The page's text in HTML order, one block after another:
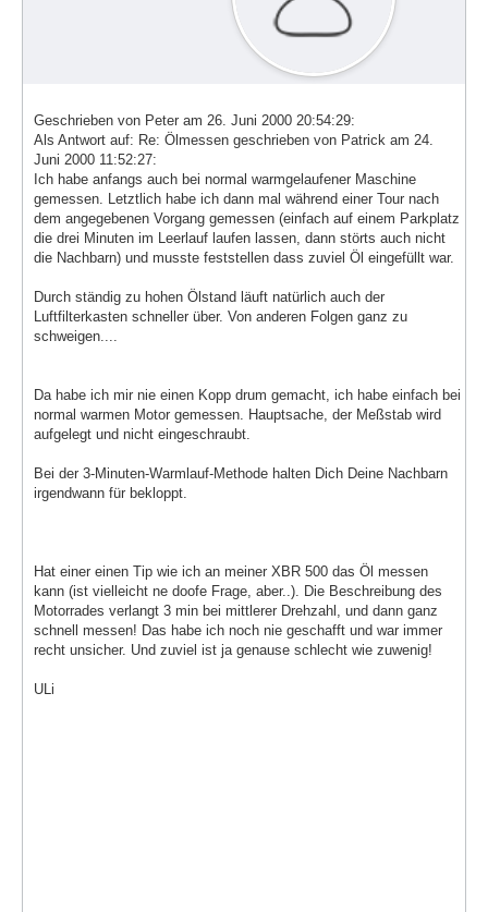
Geschrieben von Peter am 26. Juni 2000 20:54:29:
Als Antwort auf: Re: Ölmessen geschrieben von Patrick am 24.
Juni 2000 11:52:27:
Ich habe anfangs auch bei normal warmgelaufener Maschine
gemessen. Letztlich habe ich dann mal während einer Tour nach
dem angegebenen Vorgang gemessen (einfach auf einem Parkplatz
die drei Minuten im Leerlauf laufen lassen, dann störts auch nicht
die Nachbarn) und musste feststellen dass zuviel Öl eingefüllt war.
Durch ständig zu hohen Ölstand läuft natürlich auch der
Luftfilterkasten schneller über. Von anderen Folgen ganz zu
schweigen....
Da habe ich mir nie einen Kopp drum gemacht, ich habe einfach bei
normal warmen Motor gemessen. Hauptsache, der Meßstab wird
aufgelegt und nicht eingeschraubt.
Bei der 3-Minuten-Warmlauf-Methode halten Dich Deine Nachbarn
irgendwann für bekloppt.
Hat einer einen Tip wie ich an meiner XBR 500 das Öl messen
kann (ist vielleicht ne doofe Frage, aber..). Die Beschreibung des
Motorrades verlangt 3 min bei mittlerer Drehzahl, und dann ganz
schnell messen! Das habe ich noch nie geschafft und war immer
recht unsicher. Und zuviel ist ja genause schlecht wie zuwenig!
ULi